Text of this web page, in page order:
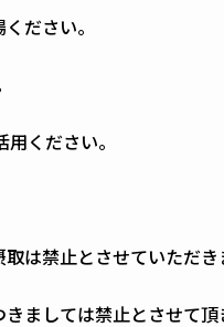
ださい。
用ください。
は禁止とさせていただき
ましては禁止とさせて頂